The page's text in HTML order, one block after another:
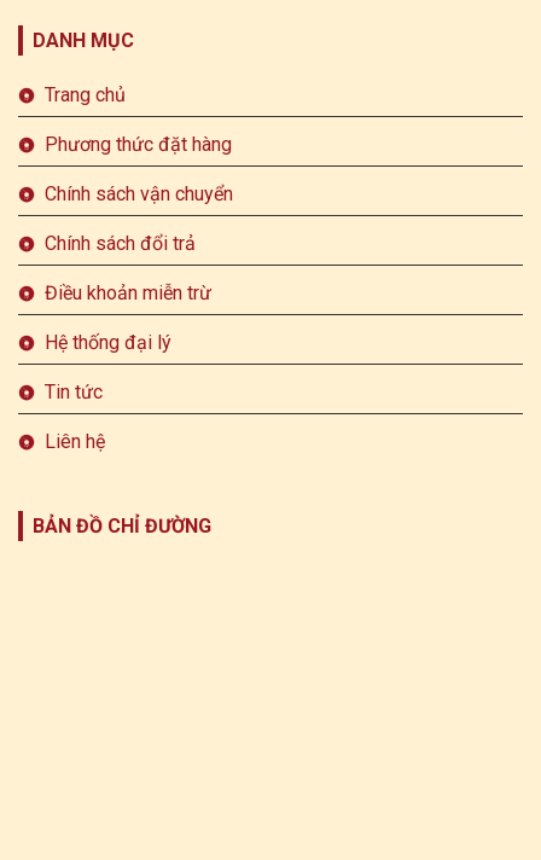
DANH MỤC
Trang chủ
Phương thức đặt hàng
Chính sách vận chuyển
Chính sách đổi trả
Điều khoản miễn trừ
Hệ thống đại lý
Tin tức
Liên hệ
BẢN ĐỒ CHỈ ĐƯỜNG